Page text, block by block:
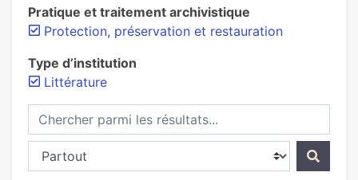
Pratique et traitement archivistique
Protection, préservation et restauration
Type d’institution
Littérature
Chercher parmi les résultats...
Chercher dans...